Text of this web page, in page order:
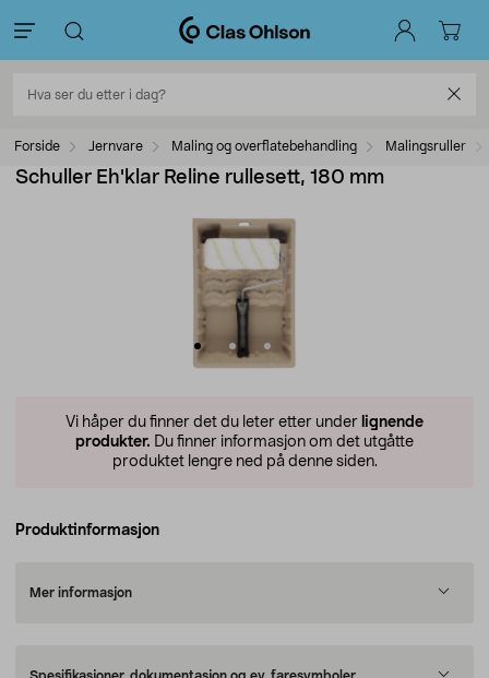
Forside Jernvare Maling og overflatebehandling Malingsruller
Schuller Eh'klar Reline rullesett, 180 mm
Vi håper du finner det du leter etter under lignende
produkter. Du finner informasjon om det utgåtte
produktet lengre ned på denne siden.
Produktinformasjon
Mer informasjon